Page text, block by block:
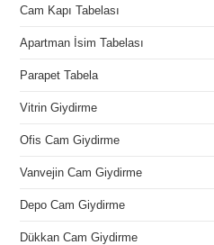
Cam Kapı Tabelası
Apartman İsim Tabelası
Parapet Tabela
Vitrin Giydirme
Ofis Cam Giydirme
Vanvejin Cam Giydirme
Depo Cam Giydirme
Dükkan Cam Giydirme